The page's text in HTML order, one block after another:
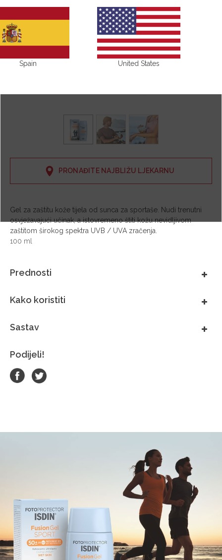
PRONAĐITE NAJBLIŽU LJEKARNU
Gel za zaštitu kože tijela od sunca za sportaše. Nudi trenutni
osvježavajući učinak, a istovremeno štiti kožu nevidljivom
zaštitom širokog spektra UVB / UVA zračenja.
100 ml
Prednosti
Kako koristiti
Sastav
Podijeli!
Spain United States